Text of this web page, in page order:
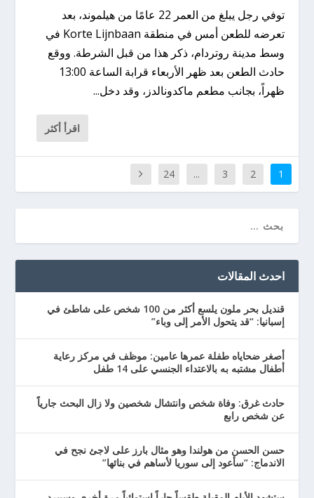
توفي رجل يبلغ من العمر 22 عامًا من هيلموند، بعد
تعرضه للطعن أمس في منطقة Korte Lijnbaan في
وسط مدينة روتردام، ذكر هذا من قبل الشرطة. ووقع
حادث الطعن بعد ظهر الأربعاء قرابة الساعة 13:00
ظهراً، بجانب مطعم ماكدونالدز، وقد دخل...
اقرأ أكثر
1
2
3
...
24
احدث المقالات
قنديل بحر ملون يلسع أكثر من 100 شخص على شاطئ في
إسبانيا: “قد يتحول الأمر إلى وباء”
أصغر ضحاياه طفلة عمرها عامين: موظف في مركز رعاية
أطفال مشتبه به بالاعتداء الجنسي على 14 طفل
حادث غرق: وفاة شخص وانتشال شخصين ولا زال البحث جارياً
عن شخص رابع
حسن الحسن من هولندا وهو مثال بارز على لاجئ نجح في
الاندماج: “سأعود إلى سوريا لأساهم في بنائها”